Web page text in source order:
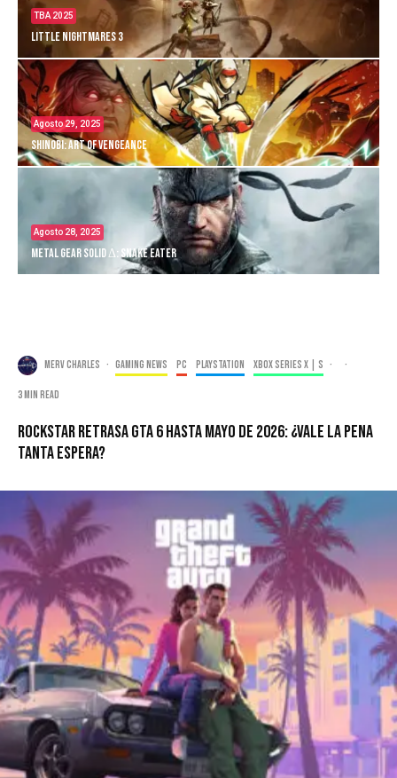
TBA 2025
Little Nightmares 3
Agosto 29, 2025
Shinobi: Art of Vengeance
Agosto 28, 2025
Metal Gear Solid Δ: Snake Eater
Merv Charles · Gaming news PC PlayStation Xbox Series X | S · ·
3 min read
Rockstar retrasa GTA 6 hasta mayo de 2026: ¿vale la pena
tanta espera?